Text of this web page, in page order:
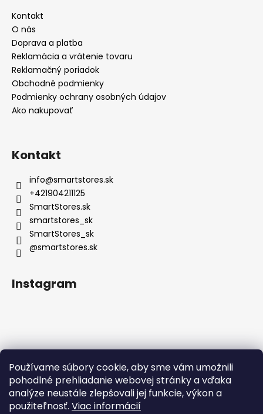
Používame súbory cookie, aby sme vám umožnili
pohodlné prehliadanie webovej stránky a vďaka
analýze neustále zlepšovali jej funkcie, výkon a
použiteľnosť. Viac informácií
Kontakt
O nás
Doprava a platba
Reklamácia a vrátenie tovaru
Reklamačný poriadok
Obchodné podmienky
Podmienky ochrany osobných údajov
Ako nakupovať
Kontakt
info@smartstores.sk
+421904211125
SmartStores.sk
smartstores_sk
SmartStores_sk
@smartstores.sk
Instagram
Sledovať na Instagrame